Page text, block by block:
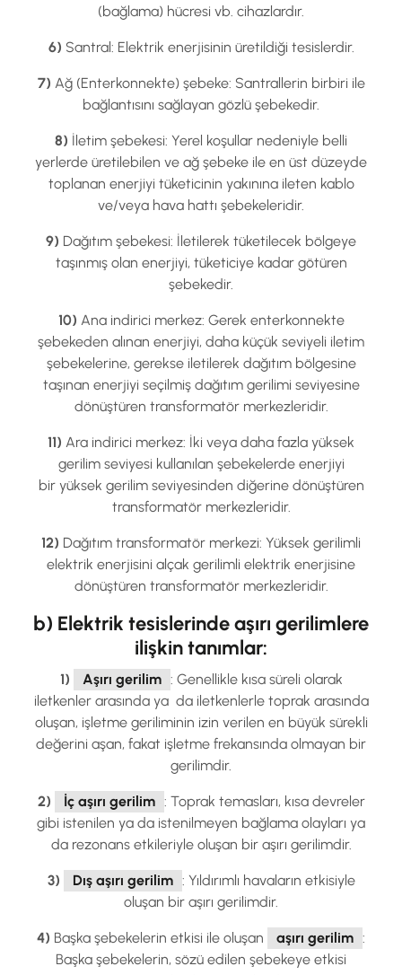
(bağlama) hücresi vb. cihazlardır.
6) Santral: Elektrik enerjisinin üretildiği tesislerdir.
7) Ağ (Enterkonnekte) şebeke: Santrallerin birbiri ile
bağlantısını sağlayan gözlü şebekedir.
8) İletim şebekesi: Yerel koşullar nedeniyle belli
yerlerde üretilebilen ve ağ şebeke ile en üst düzeyde
toplanan enerjiyi tüketicinin yakınına ileten kablo
ve/veya hava hattı şebekeleridir.
9) Dağıtım şebekesi: İletilerek tüketilecek bölgeye
taşınmış olan enerjiyi, tüketiciye kadar götüren
şebekedir.
10) Ana indirici merkez: Gerek enterkonnekte
şebekeden alınan enerjiyi, daha küçük seviyeli iletim
şebekelerine, gerekse iletilerek dağıtım bölgesine
taşınan enerjiyi seçilmiş dağıtım gerilimi seviyesine
dönüştüren transformatör merkezleridir.
11) Ara indirici merkez: İki veya daha fazla yüksek
gerilim seviyesi kullanılan şebekelerde enerjiyi
bir yüksek gerilim seviyesinden diğerine dönüştüren
transformatör merkezleridir.
12) Dağıtım transformatör merkezi: Yüksek gerilimli
elektrik enerjisini alçak gerilimli elektrik enerjisine
dönüştüren transformatör merkezleridir.
b) Elektrik tesislerinde aşırı gerilimlere
ilişkin tanımlar:
1) Aşırı gerilim : Genellikle kısa süreli olarak
iletkenler arasında ya da iletkenlerle toprak arasında
oluşan, işletme geriliminin izin verilen en büyük sürekli
değerini aşan, fakat işletme frekansında olmayan bir
gerilimdir.
2) İç aşırı gerilim : Toprak temasları, kısa devreler
gibi istenilen ya da istenilmeyen bağlama olayları ya
da rezonans etkileriyle oluşan bir aşırı gerilimdir.
3) Dış aşırı gerilim : Yıldırımlı havaların etkisiyle
oluşan bir aşırı gerilimdir.
4) Başka şebekelerin etkisi ile oluşan aşırı gerilim :
Başka şebekelerin, sözü edilen şebekeye etkisi